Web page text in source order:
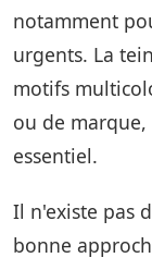
notamment
urgents. La
motifs
ou de
essentiel.
Il n'existe pas
bonne